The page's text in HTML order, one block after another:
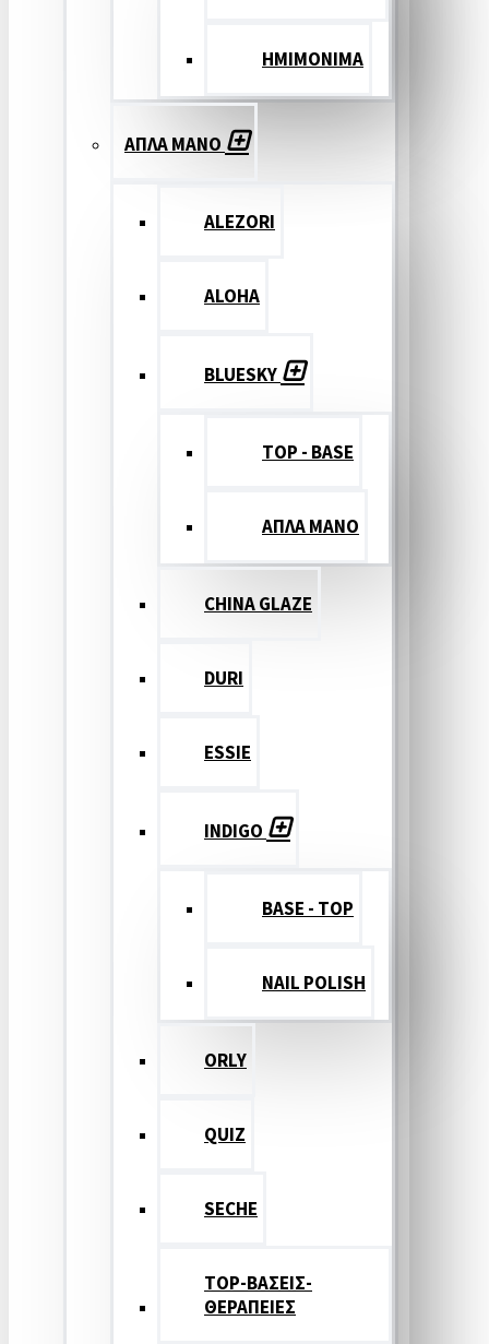
ΗΜΙΜΟΝΙΜΑ
ΑΠΛΑ ΜΑΝΟ
ALEZORI
ALOHA
BLUESKY
TOP - BASE
ΑΠΛΑ ΜΑΝΟ
CHINA GLAZE
DURI
ESSIE
INDIGO
BASE - TOP
NAIL POLISH
ORLY
QUIZ
SECHE
TOP-ΒΑΣΕΙΣ-
ΘΕΡΑΠΕΙΕΣ